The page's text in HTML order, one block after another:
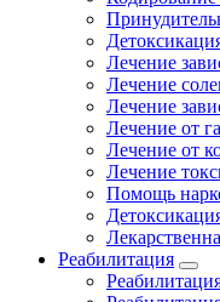
Лечение
Лечение
Лечение
Лечение от
Лечение от
Лечение
Помощь
Реабилитация